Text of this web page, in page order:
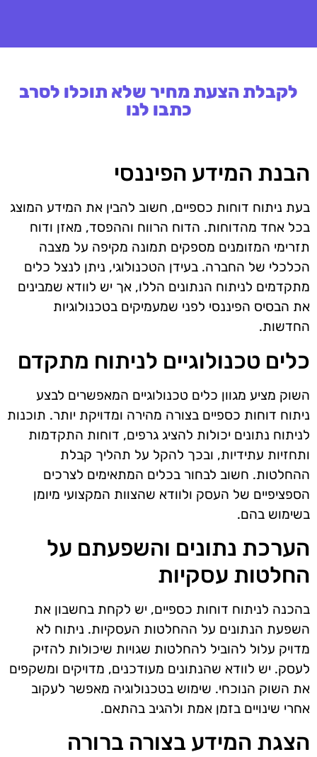
לקבלת הצעת מחיר שלא תוכלו לסרב
כתבו לנו
הבנת המידע הפיננסי
בעת ניתוח דוחות כספיים, חשוב להבין את המידע המוצג
בכל אחד מהדוחות. הדוח הרווח וההפסד, מאזן ודוח
תזרימי המזומנים מספקים תמונה מקיפה על מצבה
הכלכלי של החברה. בעידן הטכנולוגי, ניתן לנצל כלים
מתקדמים לניתוח הנתונים הללו, אך יש לוודא שמבינים
את הבסיס הפיננסי לפני שמעמיקים בטכנולוגיות
החדשות.
כלים טכנולוגיים לניתוח מתקדם
השוק מציע מגוון כלים טכנולוגיים המאפשרים לבצע
ניתוח דוחות כספיים בצורה מהירה ומדויקת יותר. תוכנות
לניתוח נתונים יכולות להציג גרפים, דוחות התקדמות
ותחזיות עתידיות, ובכך להקל על תהליך קבלת
ההחלטות. חשוב לבחור בכלים המתאימים לצרכים
הספציפיים של העסק ולוודא שהצוות המקצועי מיומן
בשימוש בהם.
הערכת נתונים והשפעתם על
החלטות עסקיות
בהכנה לניתוח דוחות כספיים, יש לקחת בחשבון את
השפעת הנתונים על ההחלטות העסקיות. ניתוח לא
מדויק עלול להוביל להחלטות שגויות שיכולות להזיק
לעסק. יש לוודא שהנתונים מעודכנים, מדויקים ומשקפים
את השוק הנוכחי. שימוש בטכנולוגיה מאפשר לעקוב
אחרי שינויים בזמן אמת ולהגיב בהתאם.
הצגת המידע בצורה ברורה